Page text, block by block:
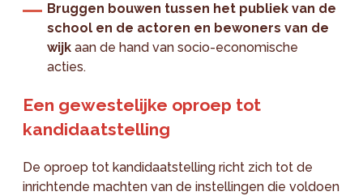
Bruggen bouwen tussen het publiek van de
school en de actoren en bewoners van de
wijkaan de hand van socio-economische
acties.
Een gewestelijke oproep tot
kandidaatstelling
De oproep tot kandidaatstelling richt zich tot de
inrichtende machten van de instellingen die voldoen